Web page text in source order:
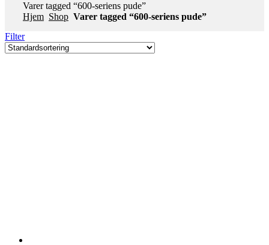
Varer tagged “600-seriens pude”
Hjem Shop Varer tagged “600-seriens pude”
Filter